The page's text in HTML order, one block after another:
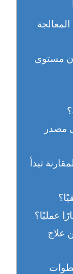
مستوى
مصدر
تبدأ
عمليًا؟
علاج